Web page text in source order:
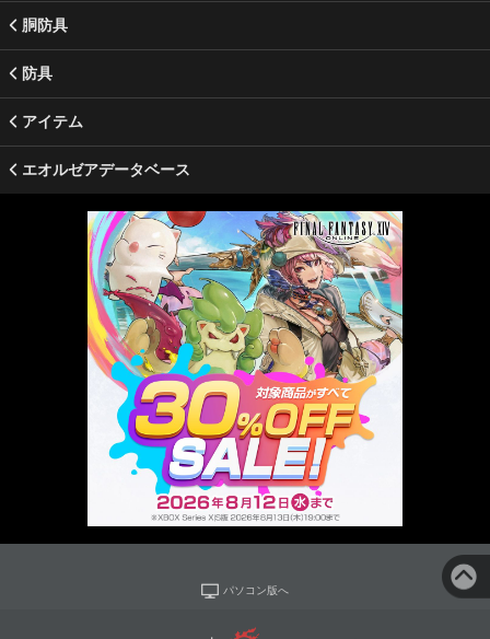
胴防具
防具
アイテム
エオルゼアデータベース
パソコン版へ